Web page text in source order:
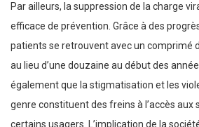
Par ailleurs, la suppression de la charge
efficace de prévention. Grâce à des
patients se retrouvent avec un comprimé
au lieu d’une douzaine au début des
également que la stigmatisation et les
genre constituent des freins à l’accès aux
certains usagers. L’implication de la